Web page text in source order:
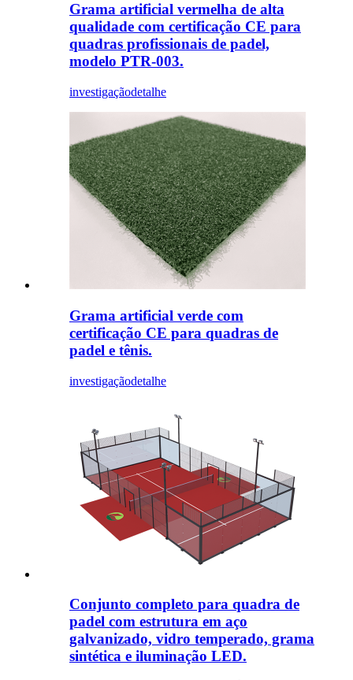
Grama artificial vermelha de alta
qualidade com certificação CE para
quadras profissionais de padel,
modelo PTR-003.
investigaçãodetalhe
Grama artificial verde com
certificação CE para quadras de
padel e tênis.
investigaçãodetalhe
Conjunto completo para quadra de
padel com estrutura em aço
galvanizado, vidro temperado, grama
sintética e iluminação LED.